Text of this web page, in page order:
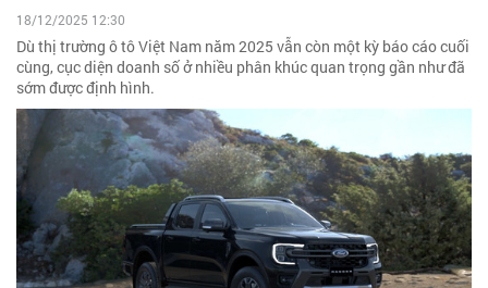
18/12/2025 12:30
Dù thị trường ô tô Việt Nam năm 2025 vẫn còn một kỳ báo cáo cuối
cùng, cục diện doanh số ở nhiều phân khúc quan trọng gần như đã
sớm được định hình.